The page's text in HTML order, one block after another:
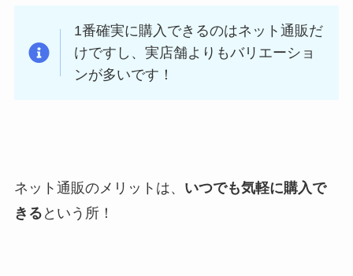
1番確実に購入できるのはネット通販だ
けですし、実店舗よりもバリエーショ
ンが多いです！
ネット通販のメリットは、 いつでも気軽に購入で
きる という所！